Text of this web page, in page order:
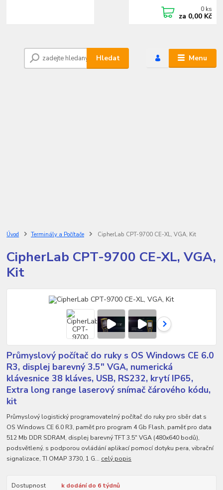
Menu
Hledat
0 ks
za 0,00 Kč
Úvod Terminály a Počítače CipherLab CPT-9700 CE-XL, VGA, Kit
CipherLab CPT-9700 CE-XL, VGA,
Kit
Průmyslový počítač do ruky s OS Windows CE 6.0
R3, displej barevný 3.5" VGA, numerická
klávesnice 38 kláves, USB, RS232, krytí IP65,
Extra long range laserový snímač čárového kódu,
kit
Průmyslový logistický programovatelný počítač do ruky pro sběr dat s
OS Windows CE 6.0 R3, paměť pro program 4 Gb Flash, paměť pro data
512 Mb DDR SDRAM, displej barevný TFT 3.5" VGA (480x640 bodů),
podsvětlený, s podporou ovládání aplikací pomocí dotyku pera, vibrační
signalizace, TI OMAP 3730, 1 G... celý popis
Dostupnost
k dodání do 6 týdnů